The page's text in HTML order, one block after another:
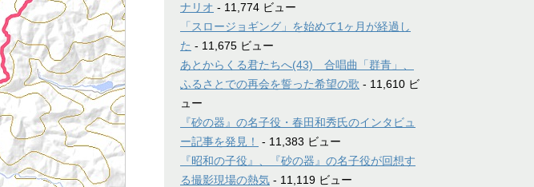
ナリオ - 11,774 ビュー
「スロージョギング」を始めて1ヶ月が経過し
た - 11,675 ビュー
あとからくる君たちへ(43) 合唱曲「群青」、
ふるさとでの再会を誓った希望の歌 - 11,610 ビ
ュー
『砂の器』の名子役・春田和秀氏のインタビュ
ー記事を発見！
- 11,383 ビュー
『昭和の子役』、『砂の器』の名子役が回想す
る撮影現場の熱気 - 11,119 ビュー